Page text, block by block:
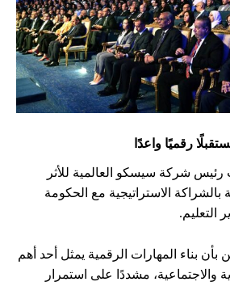
رقميًا واعدًا
رئيس شركة سيسكو العالمية للأثر
بالشراكة الاستراتيجية مع الحكومة
التعليم.
بناء المهارات الرقمية يمثل أحد أهم
والاجتماعية، مشددًا على استمرار